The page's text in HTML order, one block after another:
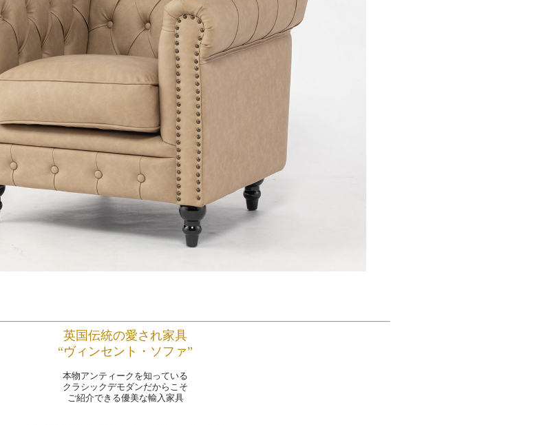
英国伝統の愛され家具
“ヴィンセント・ソファ”
本物アンティークを知っている
クラシックデモダンだからこそ
ご紹介できる優美な輸入家具